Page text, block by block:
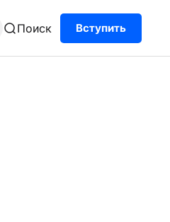
Поиск Вступить